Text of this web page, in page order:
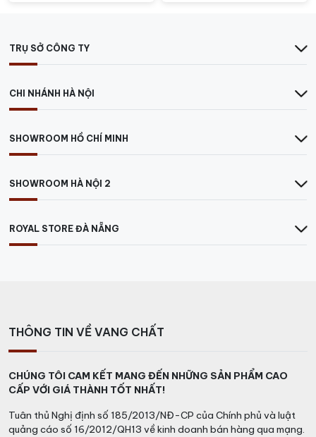
TRỤ SỞ CÔNG TY
CHI NHÁNH HÀ NỘI
SHOWROOM HỒ CHÍ MINH
SHOWROOM HÀ NỘI 2
ROYAL STORE ĐÀ NẴNG
THÔNG TIN VỀ VANG CHẤT
CHÚNG TÔI CAM KẾT MANG ĐẾN NHỮNG SẢN PHẨM CAO
CẤP VỚI GIÁ THÀNH TỐT NHẤT!
Tuân thủ Nghị định số 185/2013/NĐ-CP của Chính phủ và luật
quảng cáo số 16/2012/QH13 về kinh doanh bán hàng qua mạng.